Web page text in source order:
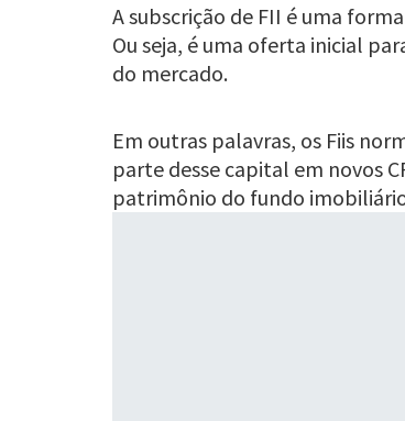
A subscrição de FII é uma
Ou seja, é uma oferta inicial
do mercado.
Em outras palavras, os Fiis
parte desse capital em novos
patrimônio do fundo